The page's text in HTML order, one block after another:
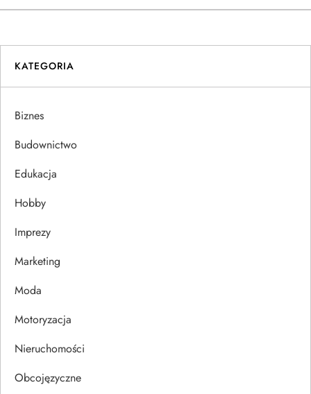
w
i
g
a
c
a
w
p
u
KATEGORIA
Biznes
Budownictwo
Edukacja
Hobby
Imprezy
Marketing
Moda
Motoryzacja
Nieruchomości
Obcojęzyczne